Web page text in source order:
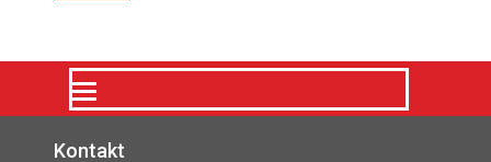
Kontakt